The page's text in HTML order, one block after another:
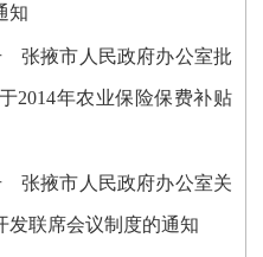
知
张掖市人民政府办公室批
2014年农业保险保费补贴
张掖市人民政府办公室关
发联席会议制度的通知